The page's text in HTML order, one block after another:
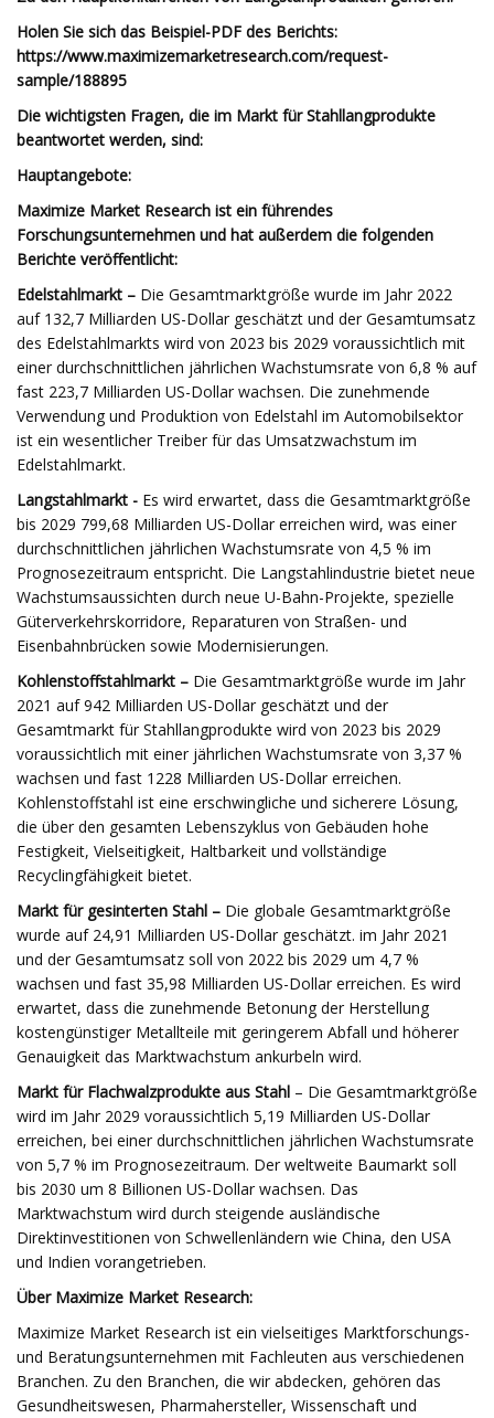
Holen Sie sich das Beispiel-PDF des Berichts:
https://www.maximizemarketresearch.com/request-
sample/188895
Die wichtigsten Fragen, die im Markt für Stahllangprodukte
beantwortet werden, sind:
Hauptangebote:
Maximize Market Research ist ein führendes
Forschungsunternehmen und hat außerdem die folgenden
Berichte veröffentlicht:
Edelstahlmarkt – Die Gesamtmarktgröße wurde im Jahr 2022
auf 132,7 Milliarden US-Dollar geschätzt und der Gesamtumsatz
des Edelstahlmarkts wird von 2023 bis 2029 voraussichtlich mit
einer durchschnittlichen jährlichen Wachstumsrate von 6,8 % auf
fast 223,7 Milliarden US-Dollar wachsen. Die zunehmende
Verwendung und Produktion von Edelstahl im Automobilsektor
ist ein wesentlicher Treiber für das Umsatzwachstum im
Edelstahlmarkt.
Langstahlmarkt - Es wird erwartet, dass die Gesamtmarktgröße
bis 2029 799,68 Milliarden US-Dollar erreichen wird, was einer
durchschnittlichen jährlichen Wachstumsrate von 4,5 % im
Prognosezeitraum entspricht. Die Langstahlindustrie bietet neue
Wachstumsaussichten durch neue U-Bahn-Projekte, spezielle
Güterverkehrskorridore, Reparaturen von Straßen- und
Eisenbahnbrücken sowie Modernisierungen.
Kohlenstoffstahlmarkt – Die Gesamtmarktgröße wurde im Jahr
2021 auf 942 Milliarden US-Dollar geschätzt und der
Gesamtmarkt für Stahllangprodukte wird von 2023 bis 2029
voraussichtlich mit einer jährlichen Wachstumsrate von 3,37 %
wachsen und fast 1228 Milliarden US-Dollar erreichen.
Kohlenstoffstahl ist eine erschwingliche und sicherere Lösung,
die über den gesamten Lebenszyklus von Gebäuden hohe
Festigkeit, Vielseitigkeit, Haltbarkeit und vollständige
Recyclingfähigkeit bietet.
Markt für gesinterten Stahl – Die globale Gesamtmarktgröße
wurde auf 24,91 Milliarden US-Dollar geschätzt. im Jahr 2021
und der Gesamtumsatz soll von 2022 bis 2029 um 4,7 %
wachsen und fast 35,98 Milliarden US-Dollar erreichen. Es wird
erwartet, dass die zunehmende Betonung der Herstellung
kostengünstiger Metallteile mit geringerem Abfall und höherer
Genauigkeit das Marktwachstum ankurbeln wird.
Markt für Flachwalzprodukte aus Stahl – Die Gesamtmarktgröße
wird im Jahr 2029 voraussichtlich 5,19 Milliarden US-Dollar
erreichen, bei einer durchschnittlichen jährlichen Wachstumsrate
von 5,7 % im Prognosezeitraum. Der weltweite Baumarkt soll
bis 2030 um 8 Billionen US-Dollar wachsen. Das
Marktwachstum wird durch steigende ausländische
Direktinvestitionen von Schwellenländern wie China, den USA
und Indien vorangetrieben.
Über Maximize Market Research:
Maximize Market Research ist ein vielseitiges Marktforschungs-
und Beratungsunternehmen mit Fachleuten aus verschiedenen
Branchen. Zu den Branchen, die wir abdecken, gehören das
Gesundheitswesen, Pharmahersteller, Wissenschaft und